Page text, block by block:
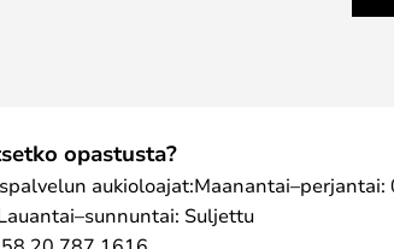
opastusta?
aukioloajat:Maanantai–perjantai:
Suljettu